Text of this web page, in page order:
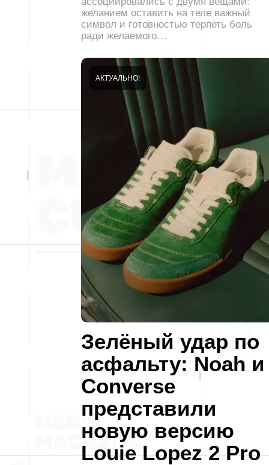
желанием оставить на теле важный
символ и готовностью терпеть боль
ради желаемого…
Зелёный удар по
асфальту: Noah и
Converse
представили
новую версию
Louie Lopez 2 Pro
АКТУАЛЬНО!